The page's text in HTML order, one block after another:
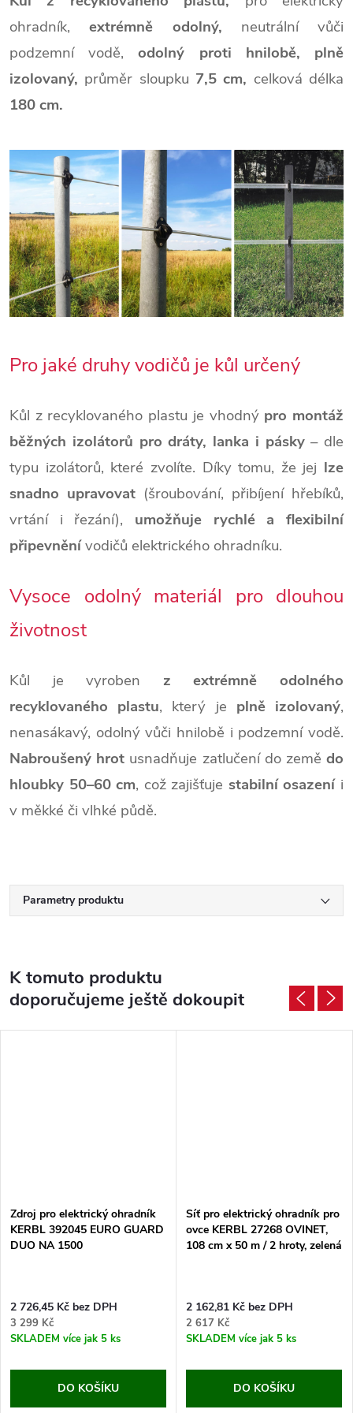
ohradník,extrémně odolný, neutrální vůči
podzemní vodě,odolný proti hnilobě, plně
izolovaný, průměr sloupku 7,5 cm, celková délka
180 cm.
Pro jaké druhy vodičů je kůl určený
Kůl z recyklovaného plastu je vhodný pro montáž
běžných izolátorů pro dráty, lanka i pásky– dle
typu izolátorů, které zvolíte. Díky tomu, že jej lze
snadno upravovat (šroubování, přibíjení hřebíků,
vrtání i řezání), umožňuje rychlé a flexibilní
připevněnívodičů elektrického ohradníku.
Vysoce odolný materiál pro dlouhou
životnost
Kůl je vyroben z extrémně odolného
recyklovaného plastu, který je plně izolovaný,
nenasákavý, odolný vůči hnilobě i podzemní vodě.
Nabroušený hrot usnadňuje zatlučení do zemědo
hloubky 50–60 cm, což zajišťuje stabilní osazeníi
v měkké či vlhké půdě.
Parametry produktu
K tomuto produktu
doporučujeme ještě dokoupit
Zdroj pro elektrický ohradník
KERBL 392045 EURO GUARD
DUO NA 1500
2 726,45 Kč bez DPH
3 299 Kč
SKLADEM více jak 5 ks
DO KOŠÍKU
Síť pro elektrický ohradník pro
ovce KERBL 27268 OVINET,
108 cm x 50 m / 2 hroty, zelená
2 162,81 Kč bez DPH
2 617 Kč
SKLADEM více jak 5 ks
DO KOŠÍKU